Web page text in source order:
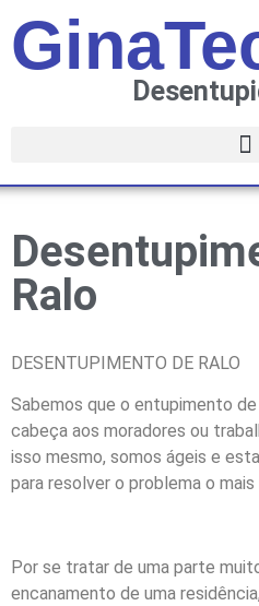
Ralo
DESENTUPIMENTO DE RALO
Sabemos que o entupimento
cabeça aos moradores ou
isso mesmo, somos ágeis e
para resolver o problema o
Por se tratar de uma parte
encanamento de uma